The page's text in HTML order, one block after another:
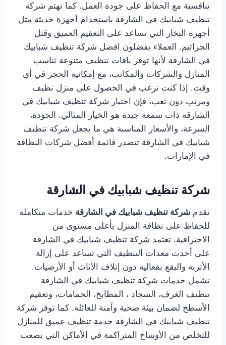
تنافسية مع الحفاظ على جودة العمل. كما تهتم شركة
تنظيف شبابيك في الشارقة باستخدام أجهزة حديثة مثل
أجهزة البخار التي تساعد على التعقيم العميق وقتل
الجراثيم. العملاء يفضلون افضل شركة تنظيف شبابيك
في الشارقة لأنها توفر باقات تنظيف متنوعة تناسب
المنازل والشركات والمكاتب، مع إمكانية الحجز في أي
وقت. إذا كنت ترغب في الحصول على منزل نظيف
ومرتب دون تعب، فإن اختيار شركة تنظيف شبابيك في
الشارقة ذات سمعة جيدة هو الخيار المثالي. الجودة،
السرعة، والأسعار المناسبة هي ما يجعل شركة تنظيف
شبابيك في الشارقة تتصدر قائمة أفضل شركات النظافة
في الإمارات.
شركة تنظيف شبابيك في الشارقة
تقدم شركة تنظيف شبابيك في الشارقة خدمات متكاملة
للحفاظ على نظافة المنزل بأعلى مستوى من
الاحترافية. تعتمد شركة تنظيف شبابيك في الشارقة
على أحدث معدات التنظيف التي تساعد على إزالة
الأتربة والبقع بفعالية دون إتلاف الأثاث أو الأرضيات.
تشمل خدمات شركة تنظيف شبابيك في الشارقة
تنظيف الغرف، السجاد ، المطابخ، الحمامات، وتعقيم
الأسطح لضمان بيئة صحية وآمنة للعائلة. كما توفر شركة
تنظيف شبابيك في الشارقة خدمة تنظيف عميق للمنازل
للتخلص من الأوساخ المتراكمة في الأماكن التي يصعب